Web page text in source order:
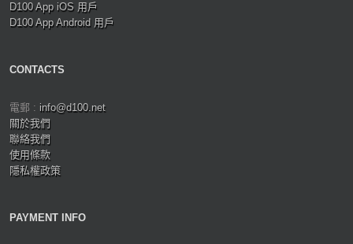
D100 App iOS 用戶
D100 App Android 用戶
CONTACTS
電郵 : info@d100.net
關於我們
聯絡我們
使用條款
隱私權政策
PAYMENT INFO